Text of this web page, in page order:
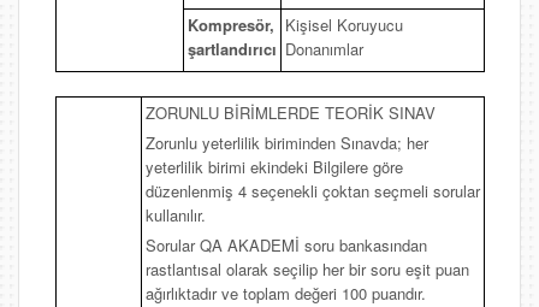
Kompresör,
şartlandırıcı
Kişisel Koruyucu
Donanımlar
ZORUNLU BİRİMLERDE TEORİK SINAV
Zorunlu yeterlilik biriminden Sınavda; her
yeterlilik birimi ekindeki Bilgilere göre
düzenlenmiş 4 seçenekli çoktan seçmeli sorular
kullanılır.
Sorular QA AKADEMİ soru bankasından
rastlantısal olarak seçilip her bir soru eşit puan
ağırlıktadır ve toplam değeri 100 puandır.